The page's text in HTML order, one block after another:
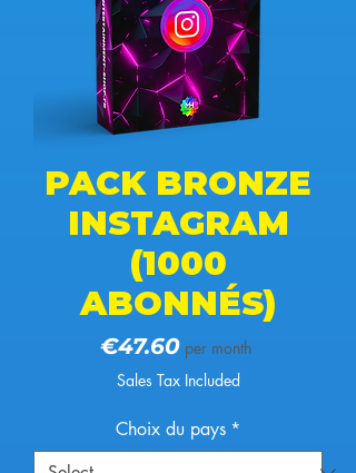
PACK BRONZE
INSTAGRAM
(1000
ABONNÉS)
€47.60Price
per month
Sales Tax Included
Choix du pays *